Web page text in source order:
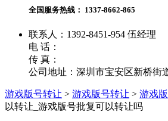
全国服务热线： 1337-8662-865
联系人：1392-8451-954 伍经理
电 话：
传 真：
公司地址：深圳市宝安区新桥街
游戏版号转让 > 游戏版号转让 > 游戏
以转让_游戏版号批复可以转让吗